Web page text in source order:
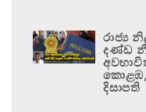
රාජ්‍ය
දණ්ඩ
කොළඹ,
දිසාපති